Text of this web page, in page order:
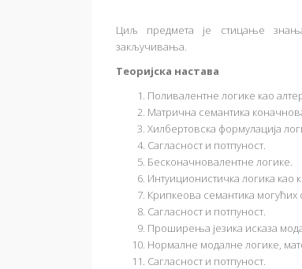
Циљ предмета је стицање
закључивања.
Теоријска настава
Поливалентне логике као
Матрична семантика
Хилбертовска формулација
Сагласност и потпуност.
Бесконачновалентне логике.
Интуиционистичка логика као
Крипкеова семантика могућих
Сагласност и потпуност.
Проширења језика исказа
Нормалне модалне логике,
Сагласност и потпуност.